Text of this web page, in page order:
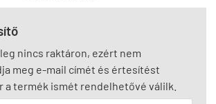
nincs raktáron, ezért nem
meg e-mail címét és értesítést
a termék ismét rendelhetővé válilk.